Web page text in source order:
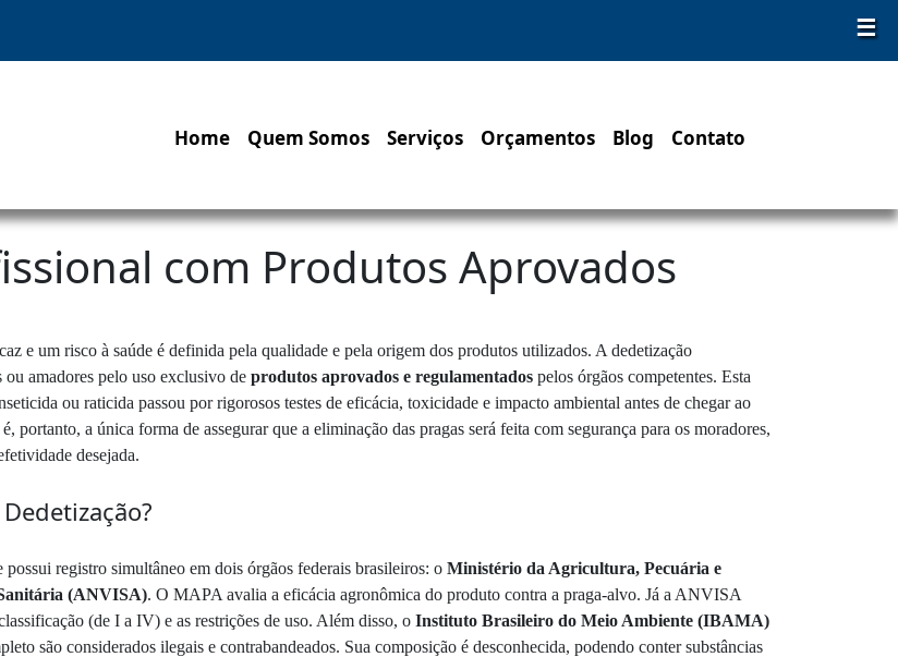
☰
Home Quem Somos Serviços Orçamentos Blog Contato
com Produtos Aprovados
e um risco à saúde é definida pela qualidade e pela origem dos produtos utilizados. A dedetização
amadores pelo uso exclusivo de produtos aprovados e regulamentados pelos órgãos competentes. Esta
ou raticida passou por rigorosos testes de eficácia, toxicidade e impacto ambiental antes de chegar ao
portanto, a única forma de assegurar que a eliminação das pragas será feita com segurança para os moradores,
desejada.
registro simultâneo em dois órgãos federais brasileiros: o Ministério da Agricultura, Pecuária e
(ANVISA). O MAPA avalia a eficácia agronômica do produto contra a praga-alvo. Já a ANVISA
(de I a IV) e as restrições de uso. Além disso, o Instituto Brasileiro do Meio Ambiente (IBAMA)
são considerados ilegais e contrabandeados. Sua composição é desconhecida, podendo conter substâncias